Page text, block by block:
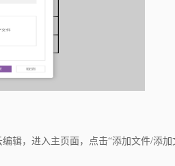
，进入主页面，点击“添加文件/添加